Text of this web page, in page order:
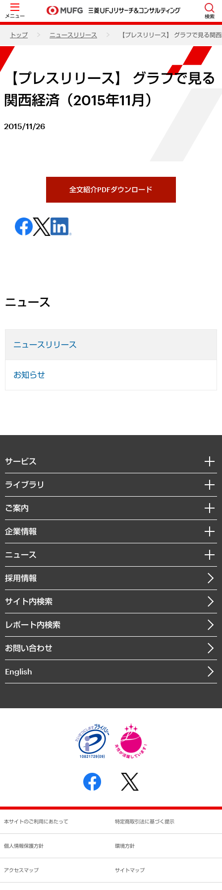
メニュー 検索
トップ ニュースリリース 【プレスリリース】 グラフで見る関
【プレスリリース】 グラフで見る
関西経済（2015年11月）
2015/11/26
全文紹介PDFダウンロード
ニュース
ニュースリリース
お知らせ
サービス
経営戦略
組織・人事戦略
デジタルイノベーション
共生・ダイバーシティ
GRC（ガバナンス・リスク・コンプライアンス）・防災（政策）
経済・産業・雇用・労働
まちづくり・観光・交通・スポーツ・スマートシティ
自然資源・農林水産業・食料システム
ライブラリ
経済調査
レポート
コラム
経営用語集
受託・受注実績（官公庁関連）
メディア掲載・出演
ご案内
セミナー・イベント情報
MUFGビジネスセミナー
受託案件情報
企業情報
私たちの想い
社長メッセージ
会社概要
沿革
組織図・本部部室紹介
インドネシア現地法人
個人情報保護方針
反社会的勢力に対する基本方針
書面による個人情報の開示等の請求の手続きについて
ニュース
ニュースリリース
お知らせ
採用情報
サイト内検索
レポート内検索
お問い合わせ
English
本サイトのご利用にあたって 特定商取引法に基づく提示
個人情報保護方針 環境方針
アクセスマップ サイトマップ